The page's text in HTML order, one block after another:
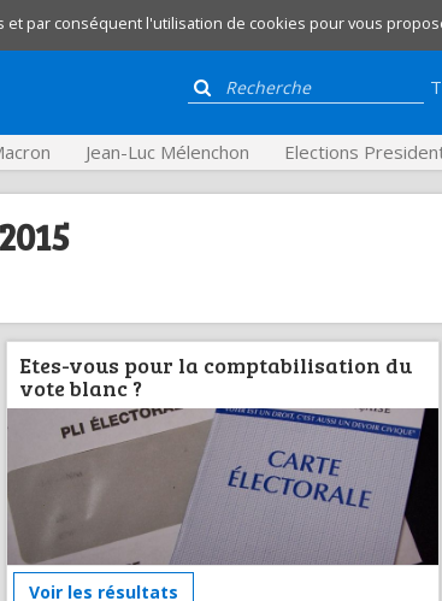
par conséquent l'utilisation de cookies pour vous
Jean-Luc Mélenchon Elections
Etes-vous pour la comptabilisation du
vote blanc ?
Voir les résultats